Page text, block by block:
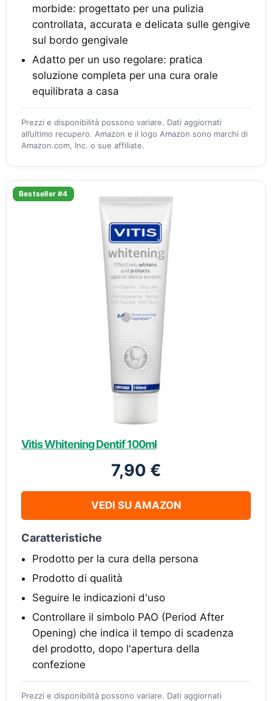
morbide: progettato per una pulizia
controllata, accurata e delicata sulle gengive
sul bordo gengivale
Adatto per un uso regolare: pratica
soluzione completa per una cura orale
equilibrata a casa
Prezzi e disponibilità possono variare. Dati aggiornati
all’ultimo recupero. Amazon e il logo Amazon sono marchi di
Amazon.com, Inc. o sue affiliate.
Bestseller #4
Vitis Whitening Dentif 100ml
7,90 €
VEDI SU AMAZON
Caratteristiche
Prodotto per la cura della persona
Prodotto di qualità
Seguire le indicazioni d'uso
Controllare il simbolo PAO (Period After
Opening) che indica il tempo di scadenza
del prodotto, dopo l'apertura della
confezione
Prezzi e disponibilità possono variare. Dati aggiornati